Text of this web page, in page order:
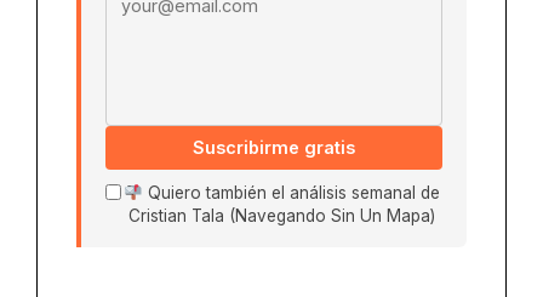
Suscribirme gratis
Quiero también el análisis semanal de
Cristian Tala (Navegando Sin Un Mapa)